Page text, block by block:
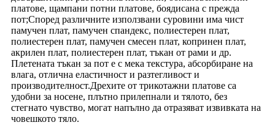
платове, щампани потни платове, боядисана с прежда
пот;Според различните използвани суровини има чист
памучен плат, памучен спандекс, полиестерен плат,
полиестерен плат, памучен смесен плат, копринен плат,
акрилен плат, полиестерен плат, тъкан от рами и др.
Плетената тъкан за пот е с мека текстура, абсорбиране на
влага, отлична еластичност и разтегливост и
производителност.Дрехите от трикотажни платове са
удобни за носене, плътно прилепнали и тялото, без
стегнато чувство, могат напълно да отразяват извивката на
човешкото тяло.